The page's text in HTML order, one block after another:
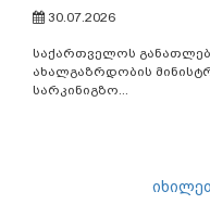
30.07.2026
საქართველოს
ახალგაზრდობის
სარკინიგზო...